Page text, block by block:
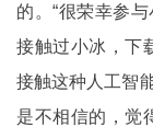
的。“很荣幸参
接触过小冰，下
接触这种人工智
是不相信的，觉